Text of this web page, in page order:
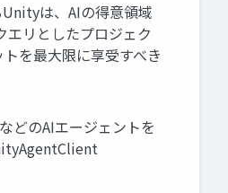
は、AIの得意領域
エリとしたプロジェク
を最大限に享受すべき
どのAIエージェントを